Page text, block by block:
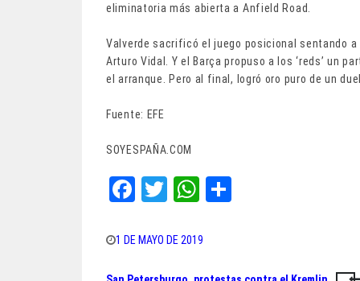
eliminatoria más abierta a Anfield Road.
Valverde sacrificó el juego posicional sentando
Arturo Vidal. Y el Barça propuso a los ‘reds’ un
el arranque. Pero al final, logró oro puro de un
Fuente: EFE
SOYESPAÑA.COM
Fa
bo
T
tt
W
ts
1 DE MAYO DE 2019